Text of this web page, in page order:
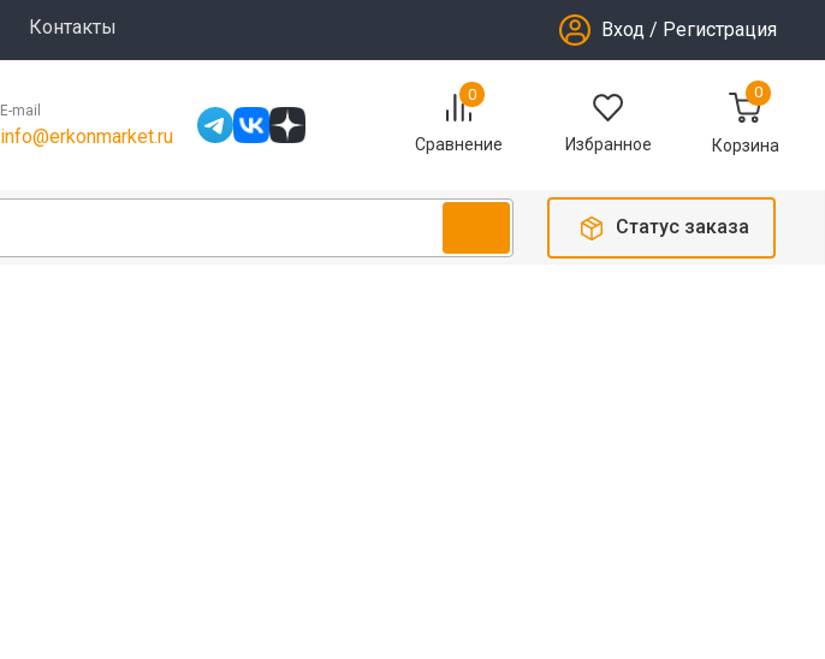
Контакты Вход / Регистрация
E-mail
info@erkonmarket.ru
0
Сравнение Избранное
0
Корзина
Статус заказа